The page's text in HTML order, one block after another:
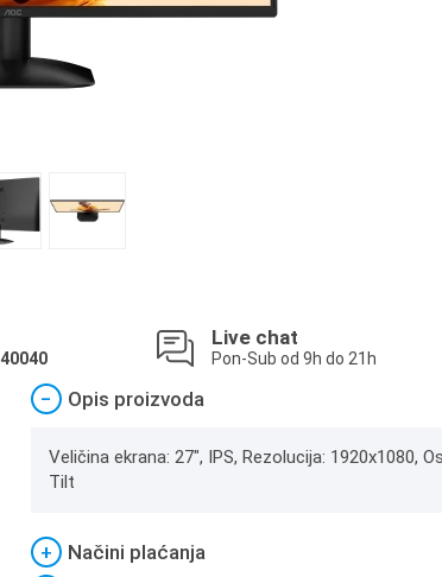
40040
Live chat
Pon-Sub od 9h do 21h
− Opis proizvoda
Veličina ekrana: 27", IPS, Rezolucija: 1920x1080,
Tilt
+
Načini plaćanja